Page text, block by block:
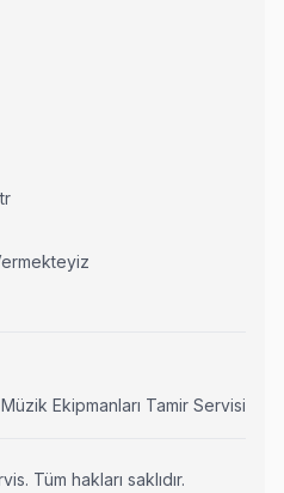
Ekipmanları Tamir Servisi
. Tüm hakları saklıdır.